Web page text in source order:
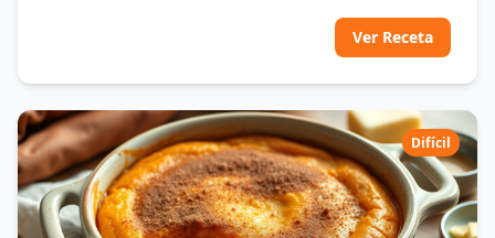
Ver Receta
Difícil